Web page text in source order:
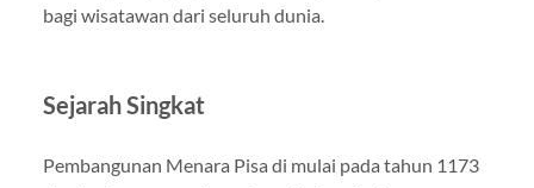
bagi wisatawan dari seluruh dunia.
Sejarah Singkat
Pembangunan Menara Pisa di mulai pada tahun 1173